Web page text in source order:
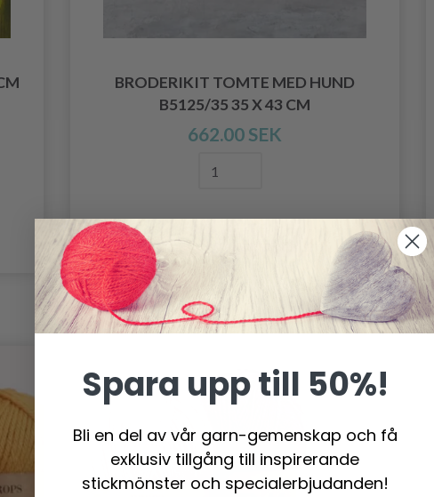
BRODERIKIT TOMTE MED HUND
B5125/35 35 X 43 CM
662.00 SEK
Lägg till varukorgen
Spara upp till 50%!
Bli en del av vår garn-gemenskap och få
exklusiv tillgång till inspirerande
stickmönster och specialerbjudanden!